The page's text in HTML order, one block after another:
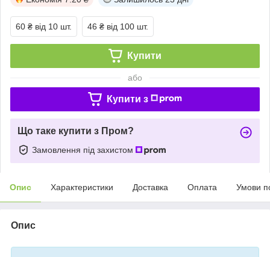
60 ₴ від 10 шт. 46 ₴ від 100 шт.
Купити
або
Купити з
Що таке купити з Пром?
Замовлення під захистом
Опис Характеристики Доставка Оплата Умови
Опис